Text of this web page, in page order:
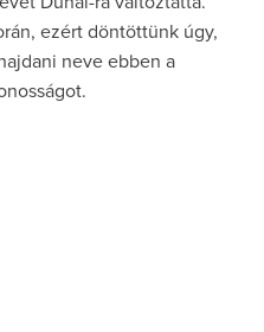
ezért döntöttünk úgy,
neve ebben a